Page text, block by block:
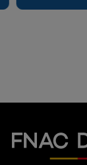
Fnac Darty